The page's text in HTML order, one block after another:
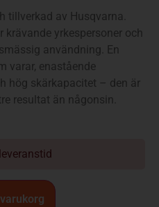
tillverkad av Husqvarna.
yrkespersoner och
användning. En
varar, enastående
hög skärkapacitet – den är
resultat än någonsin.